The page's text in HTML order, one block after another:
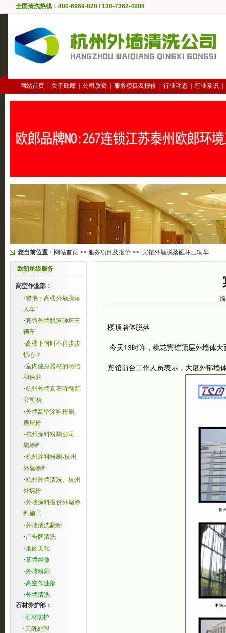
全国清洗热线：400-6969-028 / 130-7362-4888
网站首页 关于欧郎 公司质资 服务项目及报价 行业动态 行业常识
您当前位置 ： 网站首页 >> 服务项目及报价 >> 宾馆外墙脱落砸坏三辆车
欧朗星级服务
高空作业部：
·警惕：高楼外墙脱落
人车“
·宾馆外墙脱落砸坏三
辆车
·高楼下何时不再步步
惊心？
·室内健身器材的清洁
和保养
·杭州外墙真石漆翻新
公司|杭
·外墙高空涂料粉刷、
房屋粉
·杭州涂料粉刷公司_
刷涂料_
·杭州涂料粉刷-杭州
外墙涂料
·杭州外墙清洗、杭州
外墙粉
·外墙涂料报价外墙涂
料施工
·外墙清洗翻新
· 广告牌清洗
·烟囱美化
·幕墙维修
·外墙粉刷
·高空作业部
·外墙清洗
石材养护部：
·石材防护
·无缝处理
楼顶墙体脱落
今天13时许，桃花宾馆顶层外墙体
宾馆前台工作人员表示，大厦外部墙